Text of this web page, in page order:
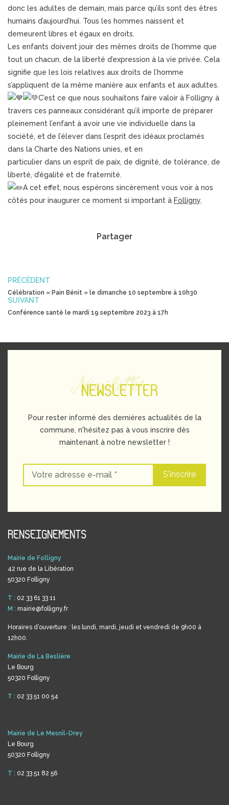
donc les adultes de demain, mais parce qu’ils sont des êtres
humains d’aujourd’hui. Tous les hommes naissent et
demeurent libres et égaux en droits.
Les enfants doivent jouir des mêmes droits de l’homme que
tout un chacun, de la liberté d’expression à la vie privée. Cela
signifie que les lois relatives aux droits de l’homme
s’appliquent de la même manière aux enfants et aux adultes.
C’est ce que nous souhaitons faire valoir à Folligny à
travers ces panneaux considérant qu’il importe de préparer
pleinement l’enfant à avoir une vie individuelle dans la
société, et de l’élever dans l’esprit des idéaux proclamés
dans la Charte des Nations unies, et en
particulier dans un esprit de paix, de dignité, de tolérance, de
liberté, d’égalité et de fraternité.
A cet effet, nous espérons sincèrement vous voir à nos
côtés pour inaugurer ce moment si important à Folligny.
Partager
PRÉCÉDENT
Célébration « Pain Bénit » le dimanche 10 septembre à 10h30
SUIVANT
Conférence santé le mardi 19 septembre 2023 à 17h
Newsletter
NEWSLETTER
Pour rester informé des dernières actualités de la
commune, n'hésitez pas à vous inscrire dès
maintenant à notre newsletter !
RENSEIGNEMENTS
Mairie de Folligny
42 rue de la Libération
50320 Folligny
T : 02 33 61 33 11
M : mairie@folligny.fr
Horaires d’ouverture : les lundi, mardi, jeudi et vendredi de 9h00 à
12h00.
Mairie de La Beslière
Le Bourg
50320 Folligny
T : 02 33 51 00 54
Mairie de Le Mesnil-Drey
Le Bourg
50320 Folligny
T : 02 33 51 82 56